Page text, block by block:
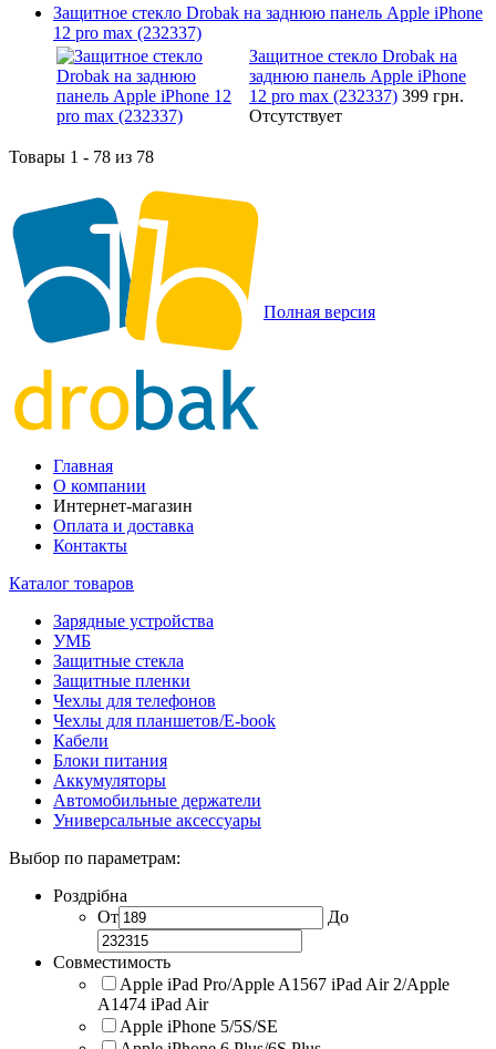
Защитное стекло Drobak на заднюю панель Apple iPhone
12 pro max (232337)
Защитное стекло Drobak на
заднюю панель Apple iPhone
12 pro max (232337) 399 грн.
Отсутствует
Товары 1 - 78 из 78
Полная версия
Главная
О компании
Интернет-магазин
Оплата и доставка
Контакты
Каталог товаров
Зарядные устройства
УМБ
Защитные стекла
Защитные пленки
Чехлы для телефонов
Чехлы для планшетов/E-book
Кабели
Блоки питания
Аккумуляторы
Автомобильные держатели
Универсальные аксессуары
Выбор по параметрам:
Роздрібна
От
До
Совместимость
Apple iPad Pro/Apple A1567 iPad Air 2/Apple
A1474 iPad Air
Apple iPhone 5/5S/SE